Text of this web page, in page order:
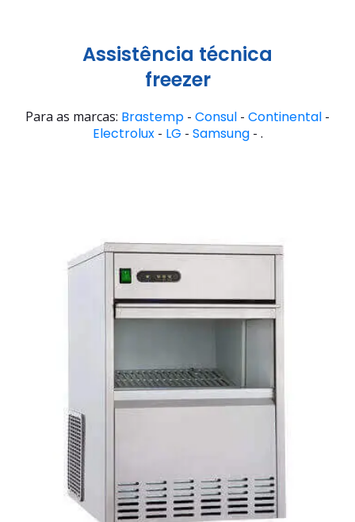
Assistência técnica
freezer
Para as marcas: Brastemp - Consul - Continental -
Electrolux- LG - Samsung- .